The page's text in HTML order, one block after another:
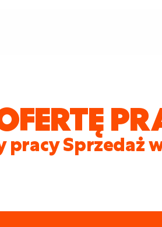
pracy Sprzedaż